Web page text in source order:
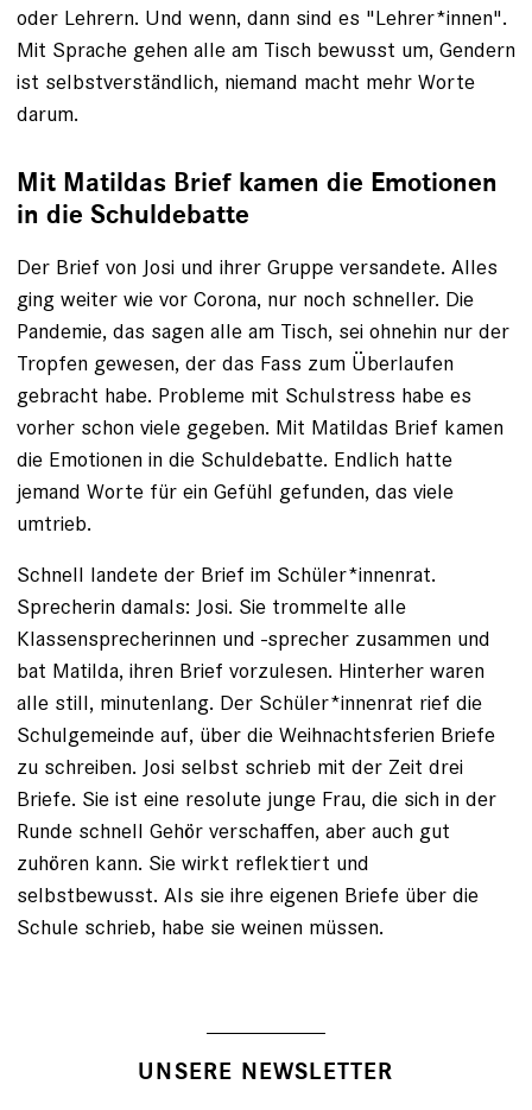
oder Lehrern. Und wenn, dann sind es "Lehrer*innen".
Mit Sprache gehen ­alle am Tisch bewusst um, Gendern
ist selbstverständlich, niemand macht mehr Worte
darum.
Mit Matildas Brief kamen die Emotionen
in die Schuldebatte
Der Brief von Josi und ihrer Gruppe versandete. Alles
ging weiter wie vor Corona, nur noch schneller. Die
Pandemie, das sagen alle am Tisch, sei ohnehin nur der
Tropfen gewesen, der das Fass zum Überlaufen
gebracht ­habe. Probleme mit Schulstress habe es
vorher schon viele gegeben. Mit Matildas Brief kamen
die Emotionen in die Schuldebatte. Endlich hatte
jemand Worte für ein Gefühl gefunden, das viele
umtrieb.
Schnell landete der Brief im Schüler*innenrat.
Sprecherin damals: ­Josi. Sie trommelte alle
Klassensprecherinnen und -sprecher zusammen und
bat Matilda, ihren Brief vorzulesen. Hinterher waren
alle still, minutenlang. Der Schüler*innenrat rief die
Schulgemeinde auf, über die Weihnachts­ferien Briefe
zu schreiben. Josi selbst schrieb mit der Zeit drei
Briefe. Sie ist eine resolute junge Frau, die sich in der
Runde schnell Gehör verschaffen, aber auch gut
zuhören kann. Sie wirkt reflektiert und
selbstbewusst. Als sie ihre eigenen Briefe über die
Schule schrieb, habe sie weinen müssen.
UNSERE NEWSLETTER